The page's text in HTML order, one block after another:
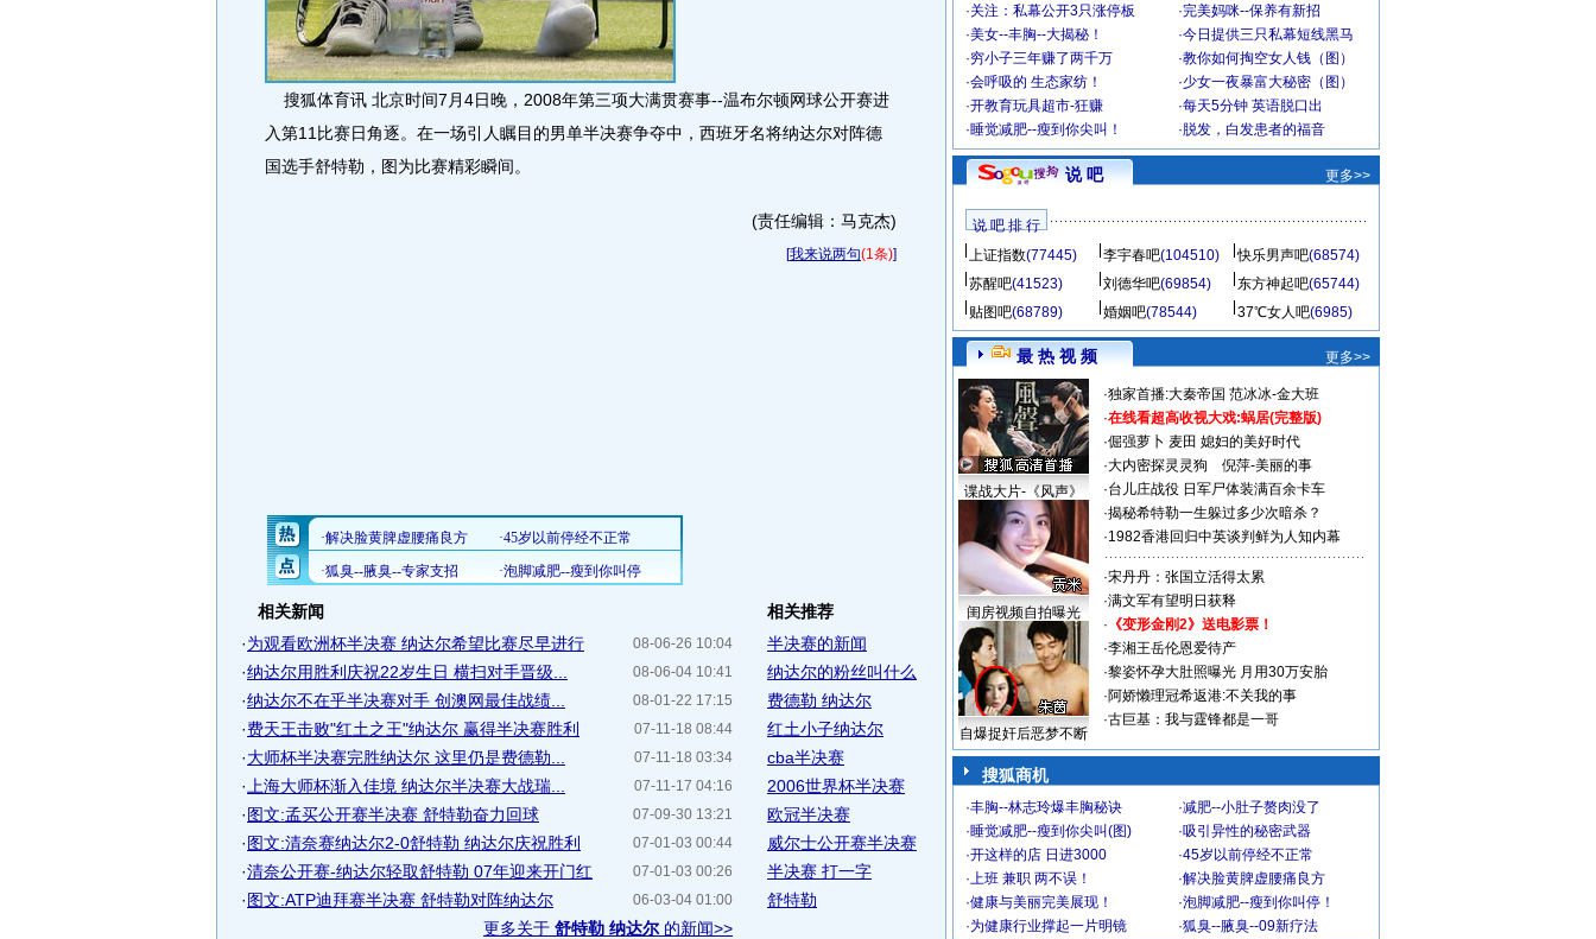
搜狐体育讯 北京时间7月4日晚，2008年第三项大满贯赛事--温布尔顿网球公开赛进
入第11比赛日角逐。在一场引人瞩目的男单半决赛争夺中，西班牙名将纳达尔对阵德
国选手舒特勒，图为比赛精彩瞬间。
(责任编辑：马克杰)
[我来说两句(1条)]
相关新闻
08-06-26 10:04
·为观看欧洲杯半决赛 纳达尔希望比赛尽早进行
08-06-04 10:41
·纳达尔用胜利庆祝22岁生日 横扫对手晋级...
08-01-22 17:15
·纳达尔不在乎半决赛对手 创澳网最佳战绩...
07-11-18 08:44
·费天王击败"红土之王"纳达尔 赢得半决赛胜利
07-11-18 03:34
·大师杯半决赛完胜纳达尔 这里仍是费德勒...
07-11-17 04:16
· 上海大师杯渐入佳境 纳达尔半决赛大战瑞...
07-09-30 13:21
·图文:孟买公开赛半决赛 舒特勒奋力回球
07-01-03 00:44
·图文:清奈赛纳达尔2-0舒特勒 纳达尔庆祝胜利
07-01-03 00:26
·清奈公开赛-纳达尔轻取舒特勒 07年迎来开门红
06-03-04 01:00
·图文:ATP迪拜赛半决赛 舒特勒对阵纳达尔
更多关于 舒特勒 纳达尔 的新闻>>
相关推荐
半决赛的新闻
纳达尔的粉丝叫什么
费德勒 纳达尔
红土小子纳达尔
cba半决赛
2006世界杯半决赛
欧冠半决赛
威尔士公开赛半决赛
半决赛 打一字
舒特勒
·关注：私幕公开3只涨停板 ·完美妈咪--保养有新招
·美女--丰胸--大揭秘！ ·今日提供三只私幕短线黑马
·穷小子三年赚了两千万 ·教你如何掏空女人钱（图）
·会呼吸的 生态家纺！ ·少女一夜暴富大秘密（图）
·开教育玩具超市-狂赚 ·每天5分钟 英语脱口出
·睡觉减肥--瘦到你尖叫！ · 脱发，白发患者的福音
说 吧 更多>>
说 吧 排 行
上证指数(77445) 李宇春吧(104510) 快乐男声吧(68574)
苏醒吧(41523) 刘德华吧(69854) 东方神起吧(65744)
贴图吧(68789) 婚姻吧(78544) 37℃女人吧(6985)
最 热 视 频 更多>>
谍战大片-《风声》
闺房视频自拍曝光
自爆捉奸后恶梦不断
·独家首播:大秦帝国 范冰冰-金大班
·在线看超高收视大戏:蜗居(完整版)
·倔强萝卜 麦田 媳妇的美好时代
·大内密探灵灵狗
倪萍-美丽的事
·台儿庄战役 日军尸体装满百余卡车
·揭秘希特勒一生躲过多少次暗杀？
·1982香港回归中英谈判鲜为人知内幕
·宋丹丹：张国立活得太累
·满文军有望明日获释
· 《变形金刚2》送电影票！
·李湘王岳伦恩爱待产
·黎姿怀孕大肚照曝光 月用30万安胎
·阿娇懒理冠希返港:不关我的事
·古巨基：我与霆锋都是一哥
搜狐商机
·丰胸--林志玲爆丰胸秘诀 ·减肥--小肚子赘肉没了
·睡觉减肥--瘦到你尖叫(图) ·吸引异性的秘密武器
·开这样的店 日进3000 ·45岁以前停经不正常
·上班 兼职 两不误！ ·解决脸黄脾虚腰痛良方
·健康与美丽完美展现！ ·泡脚减肥--瘦到你叫停！
·为健康行业撑起一片明镜 ·狐臭--腋臭--09新疗法